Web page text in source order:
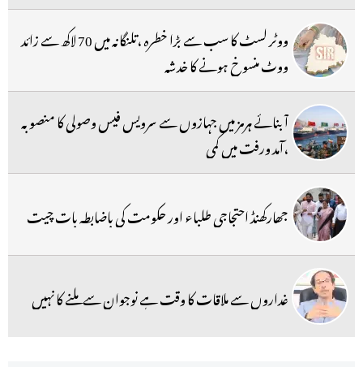
ووٹر لسٹ کا سب سے بڑا خطرہ ،تلنگانہ میں 70 لاکھ سے زائد
ووٹ منسوخ ہونے کا خدشہ
آبنائے ہرمز میں جہازوں سے سرویس فیس وصولی کا منصوبہ
،آمد ورفت میں کمی
جھارکھنڈ احتجاجی طلباء اور حکومت کی باضابطہ بات چیت
غداروں سے ملاقات کا وقت ہے نوجوان سے ملنے کا نہیں